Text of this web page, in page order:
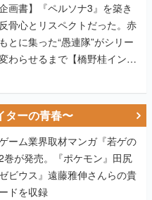
画書】『ペルソナ3』を築き
骨心とリスペクトだった。赤
とに集った“愚連隊”がシリー
わらせるまで【橋野桂インタ
ターの青春〜
ーム業界取材マンガ『若ゲの
巻が発売。『ポケモン』田尻
ビウス』遠藤雅伸さんらの貴
ドを収録